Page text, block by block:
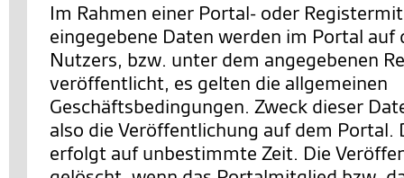
Im Rahmen einer Portal- oder
eingegebene Daten werden im Portal auf
Nutzers, bzw. unter dem angegebenen
veröffentlicht, es gelten die allgemeinen
Geschäftsbedingungen. Zweck dieser
also die Veröffentlichung auf dem Portal.
erfolgt auf unbestimmte Zeit. Die